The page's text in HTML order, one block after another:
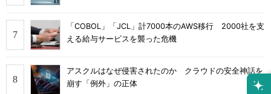
「COBOL」「JCL」計7000本のAWS移行 2000社を支
える給与サービスを襲った危機
アスクルはなぜ侵害されたのか クラウドの安全神話を
崩す「例外」の正体